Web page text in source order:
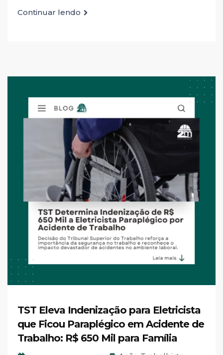
Continuar lendo
TST Eleva Indenização para Eletricista
que Ficou Paraplégico em Acidente de
Trabalho: R$ 650 Mil para Família